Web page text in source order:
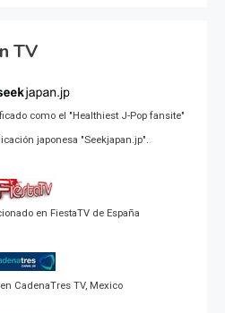
TV
como el "Healthiest J-Pop fansite"
japonesa "Seekjapan.jp".
en FiestaTV de España
CadenaTres TV, Mexico